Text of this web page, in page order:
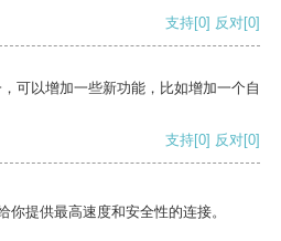
支持[0] 反对[0]
可以增加一些新功能，比如增加一个自
支持[0] 反对[0]
提供最高速度和安全性的连接。